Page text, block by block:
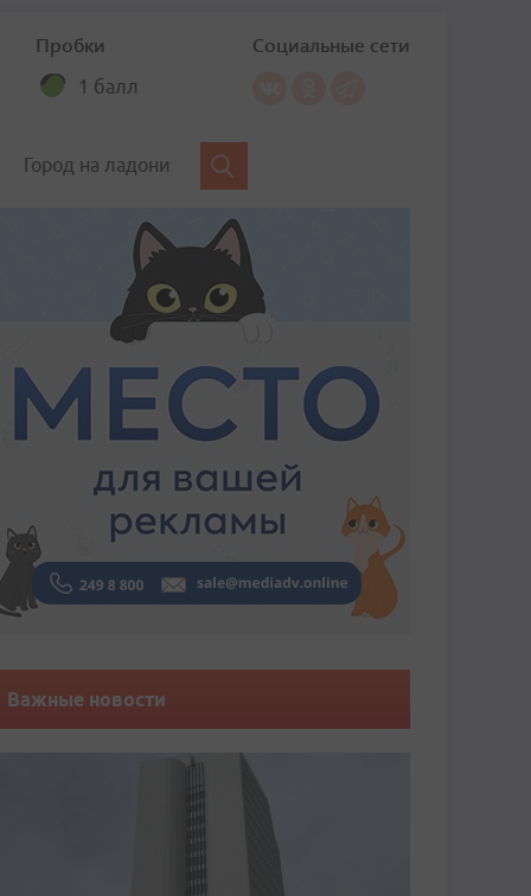
Пробки
1 балл
Социальные сети
Город на ладони
Важные новости